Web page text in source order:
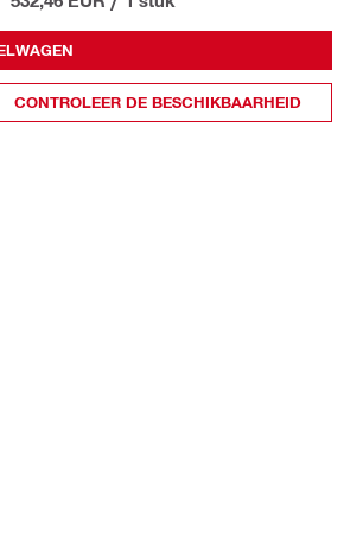
CONTROLEER DE BESCHIKBAARHEID